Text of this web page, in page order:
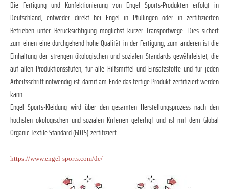
Die Fertigung und Konfektionierung von Engel Sports-Produkten erfolgt in
Deutschland, entweder direkt bei Engel in Pfullingen oder in zertifizierten
Betrieben unter Berücksichtigung möglichst kurzer Transportwege. Dies sichert
zum einen eine durchgehend hohe Qualität in der Fertigung, zum anderen ist die
Einhaltung der strengen ökologischen und sozialen Standards gewährleistet, die
auf allen Produktionsstufen, für alle Hilfsmittel und Einsatzstoffe und für jeden
Arbeitsschritt notwendig ist, damit am Ende das fertige Produkt zertifiziert werden
kann.
Engel Sports-Kleidung wird über den gesamten Herstellungsprozess nach den
höchsten ökologischen und sozialen Kriterien gefertigt und ist mit dem Global
Organic Textile Standard (GOTS) zertifiziert.
https://www.engel-sports.com/de/